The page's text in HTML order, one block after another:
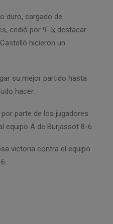
duro, cargado de
cedió por 9-5; destacar
hicieron un
su mejor partido hasta
hacer.
parte de los jugadores
equipo A de Burjassot 8-6.
victoria contra el equipo